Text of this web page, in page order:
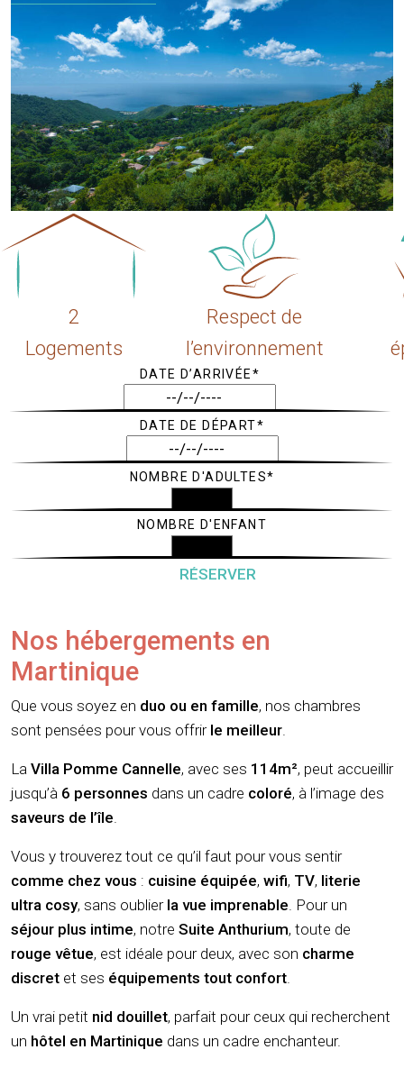
2
Logements
Respect de
l’environnement
DATE D’ARRIVÉE*
DATE DE DÉPART*
NOMBRE D'ADULTES*
NOMBRE D'ENFANT
Nos hébergements en
Martinique
Que vous soyez en duo ou en famille, nos chambres
sont pensées pour vous offrir le meilleur.
La Villa Pomme Cannelle, avec ses 114m², peut accueillir
jusqu’à 6 personnes dans un cadre coloré, à l’image des
saveurs de l’île.
Vous y trouverez tout ce qu’il faut pour vous sentir
comme chez vous : cuisine équipée, wifi, TV, literie
ultra cosy, sans oublier la vue imprenable. Pour un
séjour plus intime, notre Suite Anthurium, toute de
rouge vêtue, est idéale pour deux, avec son charme
discret et ses équipements tout confort.
Un vrai petit nid douillet, parfait pour ceux qui recherchent
un hôtel en Martinique dans un cadre enchanteur.